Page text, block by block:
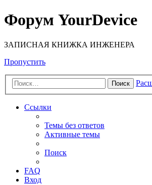
Форум YourDevice
ЗАПИСНАЯ КНИЖКА ИНЖЕНЕРА
Пропустить
Поиск
Ссылки
Темы без ответов
Активные темы
Поиск
FAQ
Вход